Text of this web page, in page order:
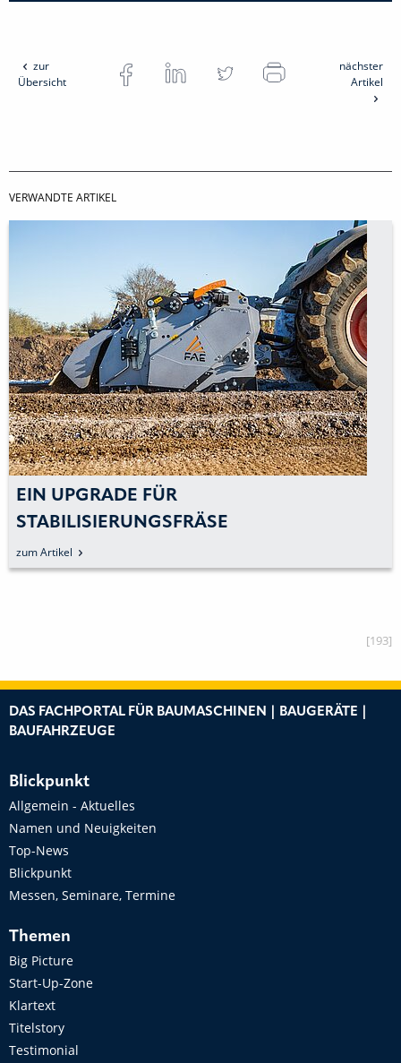
zur
Übersicht
nächster
Artikel
VERWANDTE ARTIKEL
EIN UPGRADE FÜR
STABILISIERUNGSFRÄSE
zum Artikel
[193]
DAS FACHPORTAL FÜR BAUMASCHINEN | BAUGERÄTE |
BAUFAHRZEUGE
Blickpunkt
Allgemein - Aktuelles
Namen und Neuigkeiten
Top-News
Blickpunkt
Messen, Seminare, Termine
Themen
Big Picture
Start-Up-Zone
Klartext
Titelstory
Testimonial